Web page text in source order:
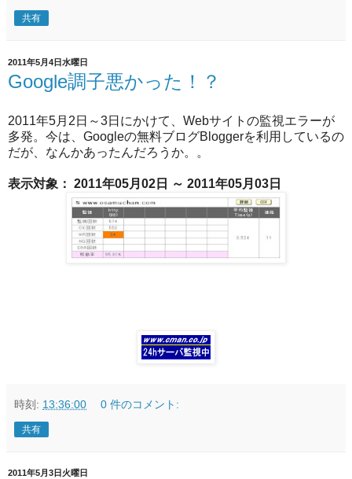
共有
2011年5月4日水曜日
Google調子悪かった！？
2011年5月2日～3日にかけて、Webサイトの監視エラーが
多発。今は、Googleの無料ブログBloggerを利用しているの
だが、なんかあったんだろうか。。
表示対象： 2011年05月02日 ～ 2011年05月03日
時刻: 13:36:00 0 件のコメント:
共有
2011年5月3日火曜日